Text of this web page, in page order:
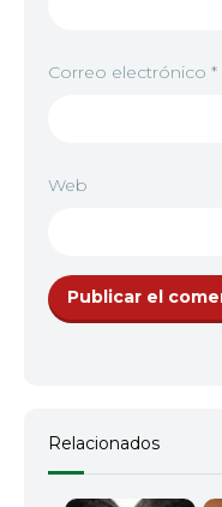
Correo electrónico *
Web
Relacionados